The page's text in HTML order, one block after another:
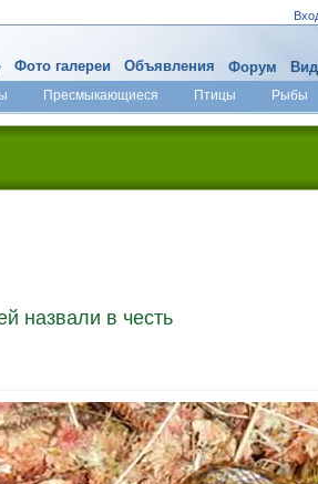
Пресмыкающиеся Птицы Рыбы
Фото галереи Объявления Форум
назвали в честь